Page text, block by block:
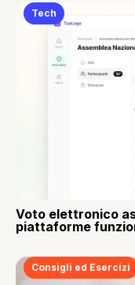
Tech
Voto elettronico
piattaforme
Consigli ed Esercizi